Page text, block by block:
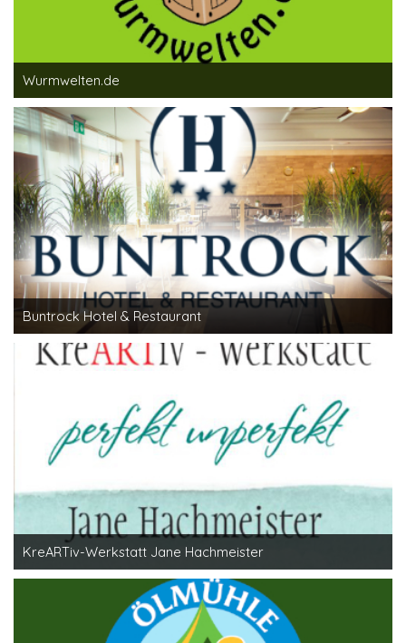
Wurmwelten.de
Buntrock Hotel & Restaurant
KreARTiv-Werkstatt Jane Hachmeister